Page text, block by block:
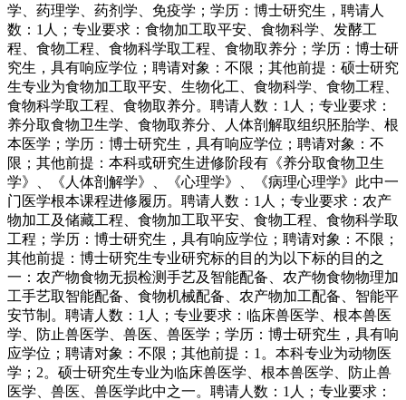
学、药理学、药剂学、免疫学；学历：博士研究生，聘请人
数：1人；专业要求：食物加工取平安、食物科学、发酵工
程、食物工程、食物科学取工程、食物取养分；学历：博士研
究生，具有响应学位；聘请对象：不限；其他前提：硕士研究
生专业为食物加工取平安、生物化工、食物科学、食物工程、
食物科学取工程、食物取养分。聘请人数：1人；专业要求：
养分取食物卫生学、食物取养分、人体剖解取组织胚胎学、根
本医学；学历：博士研究生，具有响应学位；聘请对象：不
限；其他前提：本科或研究生进修阶段有《养分取食物卫生
学》、《人体剖解学》、《心理学》、《病理心理学》此中一
门医学根本课程进修履历。聘请人数：1人；专业要求：农产
物加工及储藏工程、食物加工取平安、食物工程、食物科学取
工程；学历：博士研究生，具有响应学位；聘请对象：不限；
其他前提：博士研究生专业研究标的目的为以下标的目的之
一：农产物食物无损检测手艺及智能配备、农产物食物物理加
工手艺取智能配备、食物机械配备、农产物加工配备、智能平
安节制。聘请人数：1人；专业要求：临床兽医学、根本兽医
学、防止兽医学、兽医、兽医学；学历：博士研究生，具有响
应学位；聘请对象：不限；其他前提：1。本科专业为动物医
学；2。硕士研究生专业为临床兽医学、根本兽医学、防止兽
医学、兽医、兽医学此中之一。聘请人数：1人；专业要求：